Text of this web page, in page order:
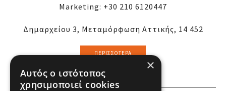
Marketing: +30 210 6120447
Δημαρχείου 3, Μεταμόρφωση Αττικής, 14 452
ΠΕΡΙΣΣΌΤΕΡΑ
×
Αυτός ο ιστότοπος
χρησιμοποιεί cookies